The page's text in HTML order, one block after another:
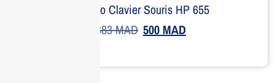
Combo Clavier Souris HP 655
683MAD 500 MAD